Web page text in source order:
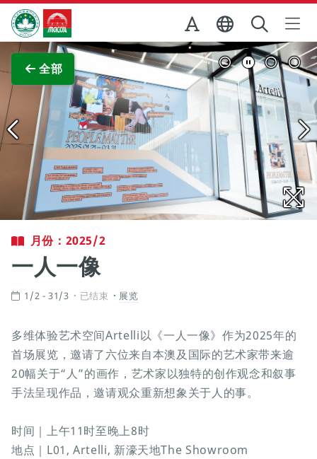
跳至主内容
澳门特别行政区政府旅游局
全部
查看原图
月份：2025/2
一人一像
1/2 - 31/3 已结束 展览
多维体验艺术空间Artelli以《一人一像》作为2025年的
首场展览，邀请了六位来自本澳及国际的艺术家带来逾
20幅关于“人”的画作，艺术家以独特的创作观念和叙事
手法呈现作品，邀请观众重新想象关于人的事。
时间｜上午11时至晚上8时
地点｜L01, Artelli, 新濠天地The Showroom